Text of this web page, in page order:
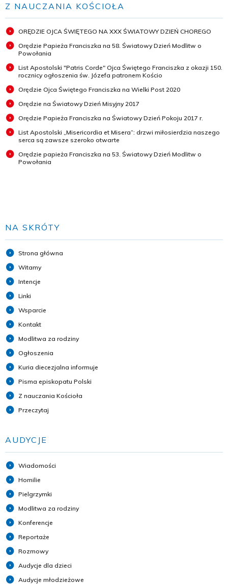
Z NAUCZANIA KOŚCIOŁA
ORĘDZIE OJCA ŚWIĘTEGO NA XXX ŚWIATOWY DZIEŃ CHOREGO
Orędzie Papieża Franciszka na 58. Światowy Dzień Modlitw o
Powołania
List Apostolski "Patris Corde" Ojca Świętego Franciszka z okazji 150.
rocznicy ogłoszenia św. Józefa patronem Kościo
Orędzie Ojca Świętego Franciszka na Wielki Post 2020
Orędzie na Światowy Dzień Misyjny 2017
Orędzie Papieża Franciszka na Światowy Dzień Pokoju 2017 r.
List Apostolski „Misericordia et Misera”: drzwi miłosierdzia naszego
serca są zawsze szeroko otwarte
Orędzie papieża Franciszka na 53. Światowy Dzień Modlitw o
Powołania
NA SKRÓTY
Strona główna
Witamy
Intencje
Linki
Wsparcie
Kontakt
Modlitwa za rodziny
Ogłoszenia
Kuria diecezjalna informuje
Pisma episkopatu Polski
Z nauczania Kościoła
Przeczytaj
AUDYCJE
Wiadomości
Homilie
Pielgrzymki
Modlitwa za rodziny
Konferencje
Reportaże
Rozmowy
Audycje dla dzieci
Audycje młodzieżowe